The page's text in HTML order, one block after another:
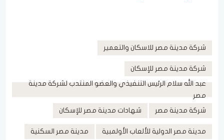
شركة مدينة مصر للاسكان والتعمير
شركة مدينة مصر للإسكان
عبد الله سلام الرئيس التنفيذي والعضو المنتدب لشركة مدينة
مصر
شركة مدينة مصر
شهادات مدينة مصر للإسكان
مدينة مصر الدولية للألعاب الأولمبية مدينة مصر السكنية